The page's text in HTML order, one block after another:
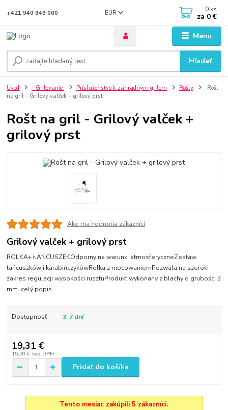
Menu
EUR
Hľadať
+421 940 949 000 0 ks
za 0 €
Úvod - Grilovanie Príslušenstvo k záhradným grilom Rošty
Rošt
na gril - Grilový valček + grilový prst
Rošt na gril - Grilový valček +
grilový prst
Ako ma hodnotia zákazníci
Grilový valček + grilový prst
ROLKA+ ŁAŃCUSZEKOdporny na warunki atmosferyczneZestaw
łańcuszków i karabińczykówRolka z mocowaniemPozwala na szeroki
zakres regulacji wysokości rusztuProdukt wykonany z blachy o grubości 3
mm. celý popis
Dostupnosť 3-7 dní
19,31 €
15,70 € bez DPH
Pridať do košíka
Tento mesiac zakúpili 5 zákazníci.